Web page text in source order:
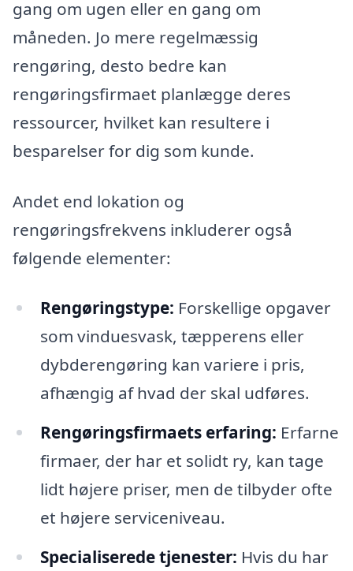
gang om ugen eller en gang om
måneden. Jo mere regelmæssig
rengøring, desto bedre kan
rengøringsfirmaet planlægge deres
ressourcer, hvilket kan resultere i
besparelser for dig som kunde.
Andet end lokation og
rengøringsfrekvens inkluderer også
følgende elementer:
Rengøringstype: Forskellige opgaver
som vinduesvask, tæpperens eller
dybderengøring kan variere i pris,
afhængig af hvad der skal udføres.
Rengøringsfirmaets erfaring: Erfarne
firmaer, der har et solidt ry, kan tage
lidt højere priser, men de tilbyder ofte
et højere serviceniveau.
Specialiserede tjenester: Hvis du har